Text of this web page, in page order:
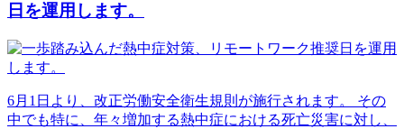
日を運用します。
6月1日より、改正労働安全衛生規則が施行されます。 その
中でも特に、年々増加する熱中症における死亡災害に対し、